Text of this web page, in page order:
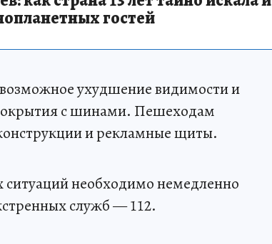
гостей
ухудшение видимости и
с шинами. Пешеходам
и рекламные щиты.
необходимо немедленно
служб — 112.